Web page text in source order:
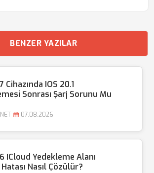
BENZER YAZILAR
Cihazında IOS 20.1
Sonrası Şarj Sorunu Mu
07.08.2026
ICloud Yedekleme Alanı
Nasıl Çözülür?